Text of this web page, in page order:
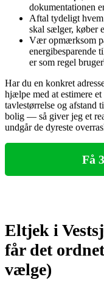
dokumentationen
Aftal tydeligt
skal sælger, køber
Vær opmærksom
energibesparende
er som regel
Har du en konkret
hjælpe med at estimere
tavlestørrelse og afstand
bolig — så giver jeg et
undgår de dyreste
Få
Eltjek i
får det
vælge)